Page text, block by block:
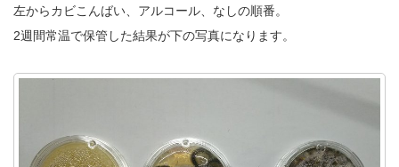
左からカビこんばい、アルコール、なしの順番。
2週間常温で保管した結果が下の写真になります。
MFライニングカタログ（PDF）
にか…
今、結露、湿気などの問い合わせが増
2022.6.6